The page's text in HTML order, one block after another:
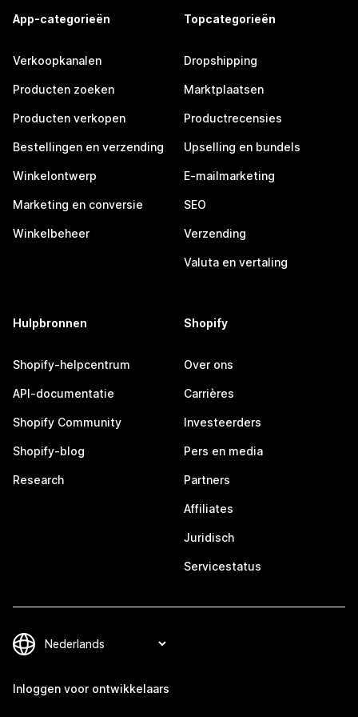
App-categorieën
Verkoopkanalen
Producten zoeken
Producten verkopen
Bestellingen en verzending
Winkelontwerp
Marketing en conversie
Winkelbeheer
Topcategorieën
Dropshipping
Marktplaatsen
Productrecensies
Upselling en bundels
E-mailmarketing
SEO
Verzending
Valuta en vertaling
Hulpbronnen
Shopify-helpcentrum
API-documentatie
Shopify Community
Shopify-blog
Research
Shopify
Over ons
Carrières
Investeerders
Pers en media
Partners
Affiliates
Juridisch
Servicestatus
Inloggen voor ontwikkelaars